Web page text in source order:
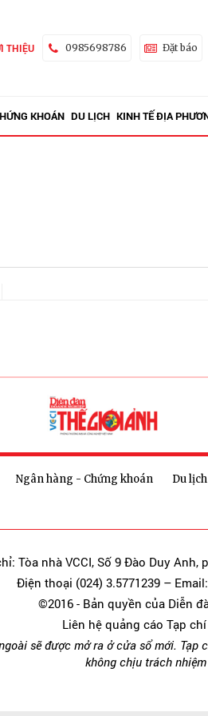
THIỆU 0985698786 Đặt báo
KHOÁN DU LỊCH KINH TẾ ĐỊA
Ngân hàng - Chứng khoán Du lịch
Tòa nhà VCCI, Số 9 Đào Duy Anh,
Điện thoại (024) 3.5771239 –
©2016 - Bản quyền của Diễn
Liên hệ quảng cáo Tạp
sẽ được mở ra ở cửa sổ mới. Tạp
không chịu trách